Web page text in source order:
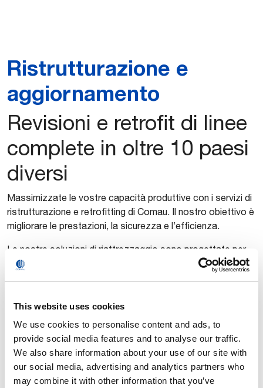
This website uses cookies
We use cookies to personalise content and ads, to
provide social media features and to analyse our traffic.
We also share information about your use of our site with
our social media, advertising and analytics partners who
may combine it with other information that you’ve
Ristrutturazione e
aggiornamento
Revisioni e retrofit di linee
complete in oltre 10 paesi
diversi
Massimizzate le vostre capacità produttive con i servizi di
ristrutturazione e retrofitting di Comau. Il nostro obiettivo è
migliorare le prestazioni, la sicurezza e l’efficienza.
Le nostre soluzioni di riattrezzaggio sono progettate per
ottimizzare la quantità di operatori, migliorare l’efficienza